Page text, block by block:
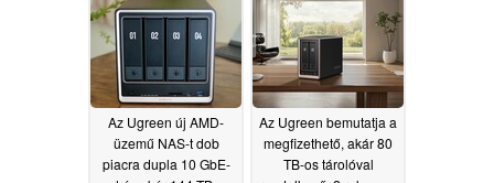
Az Ugreen új AMD-
üzemű NAS-t dob
piacra dupla 10 GbE-
Az Ugreen bemutatja a
megfizethető, akár 80
TB-os tárolóval